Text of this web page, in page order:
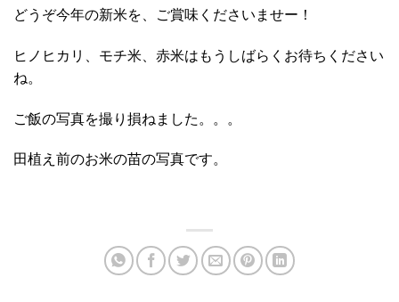
どうぞ今年の新米を、ご賞味くださいませー！
ヒノヒカリ、モチ米、赤米はもうしばらくお待ちください
ね。
ご飯の写真を撮り損ねました。。。
田植え前のお米の苗の写真です。